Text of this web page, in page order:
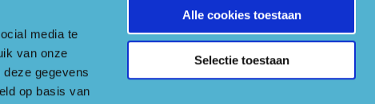
media te
van onze
gegevens
op basis van
Alle cookies toestaan
Selectie toestaan